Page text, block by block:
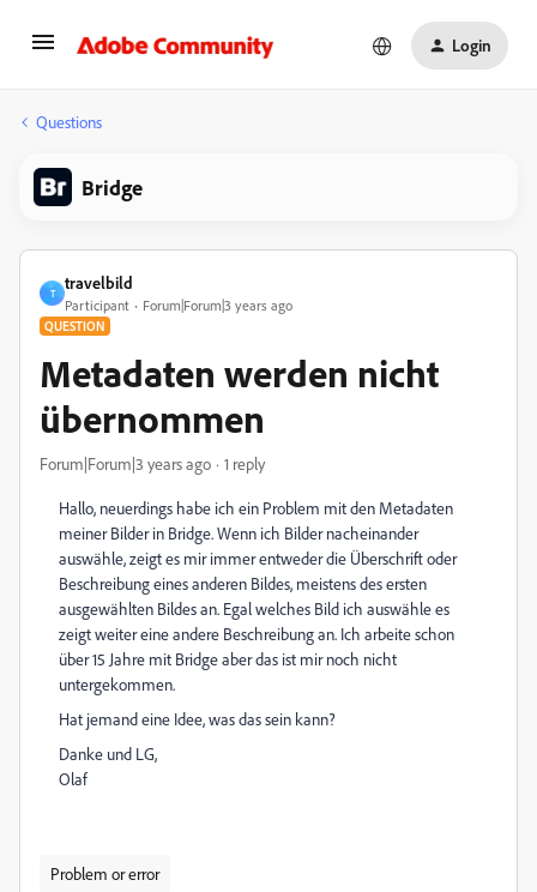
Login
Questions
Bridge
T
travelbild
Participant Forum|Forum|3 years ago
QUESTION
Metadaten werden nicht
übernommen
Forum|Forum|3 years ago 1 reply
Hallo, neuerdings habe ich ein Problem mit den Metadaten
meiner Bilder in Bridge. Wenn ich Bilder nacheinander
auswähle, zeigt es mir immer entweder die Überschrift oder
Beschreibung eines anderen Bildes, meistens des ersten
ausgewählten Bildes an. Egal welches Bild ich auswähle es
zeigt weiter eine andere Beschreibung an. Ich arbeite schon
über 15 Jahre mit Bridge aber das ist mir noch nicht
untergekommen.
Hat jemand eine Idee, was das sein kann?
Danke und LG,
Olaf
Problem or error